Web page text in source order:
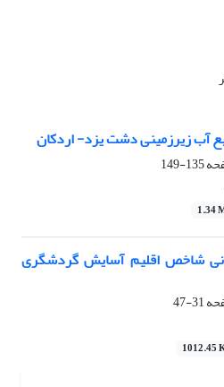
آب زیرزمینی دشت یزد- اردکان
135-149
1.34
شاخص اقلیم آسایش گردشگری
31-47
1012.45